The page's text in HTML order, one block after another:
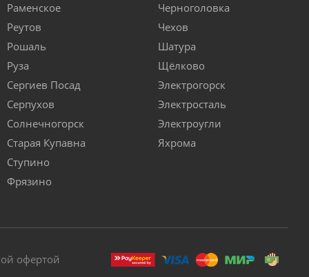
Раменское
Реутов
Рошаль
Руза
Сергиев Посад
Серпухов
Солнечногорск
Старая Купавна
Ступино
Фрязино
Черноголовка
Чехов
Шатура
Щёлково
Электрогорск
Электросталь
Электроугли
Яхрома
офертой